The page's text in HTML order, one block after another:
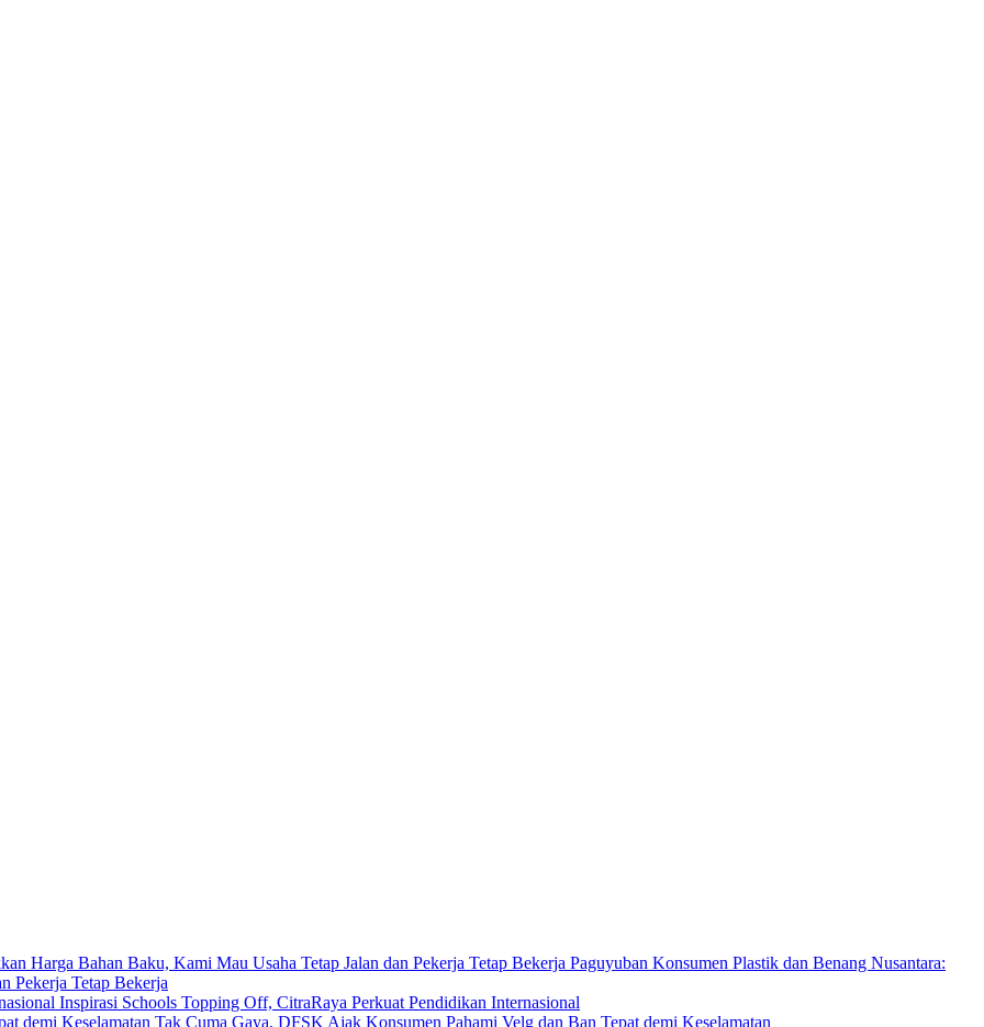
Paguyuban Konsumen Plastik dan Benang Nusantara:
Pekerja Tetap Bekerja
Inspirasi Schools Topping Off, CitraRaya Perkuat Pendidikan Internasional
Tak Cuma Gaya, DFSK Ajak Konsumen Pahami Velg dan Ban Tepat demi Keselamatan